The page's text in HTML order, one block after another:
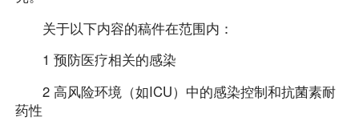
关于以下内容的稿件在范围内：
1 预防医疗相关的感染
2 高风险环境（如ICU）中的感染控制和抗菌素耐
药性